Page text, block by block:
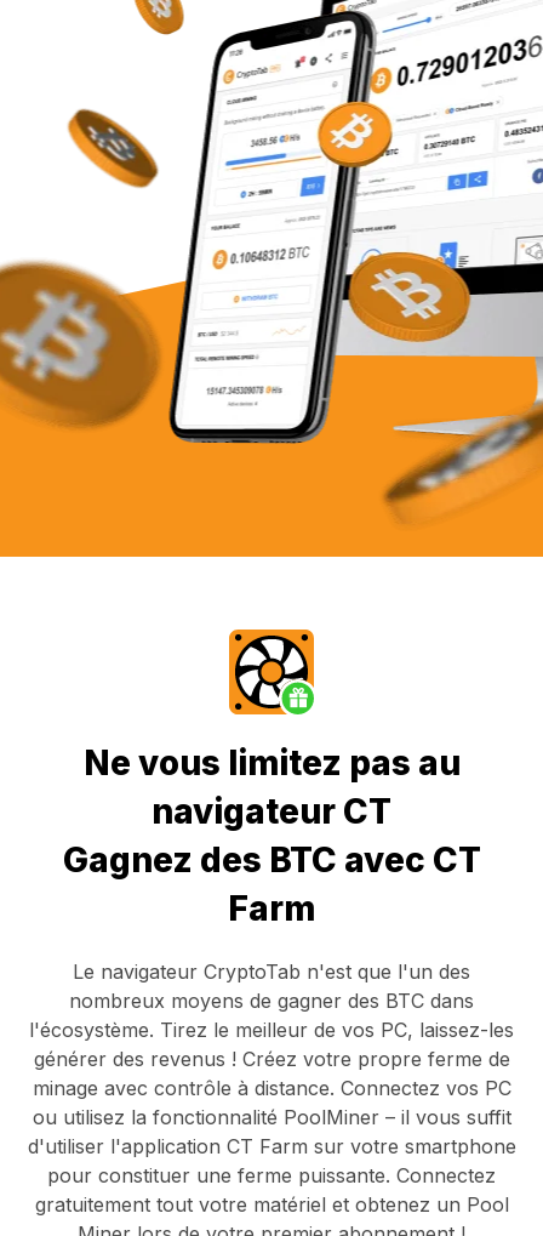
Ne vous limitez pas au
navigateur CT
Gagnez des BTC avec CT
Farm
Le navigateur CryptoTab n'est que l'un des
nombreux moyens de gagner des BTC dans
l'écosystème. Tirez le meilleur de vos PC, laissez-les
générer des revenus ! Créez votre propre ferme de
minage avec contrôle à distance. Connectez vos PC
ou utilisez la fonctionnalité PoolMiner– il vous suffit
d'utiliser l'application CT Farm sur votre smartphone
pour constituer une ferme puissante. Connectez
gratuitement tout votre matériel et obtenez un Pool